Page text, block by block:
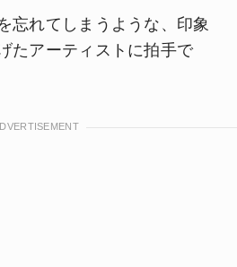
忘れてしまうような、印象
たアーティストに拍手で